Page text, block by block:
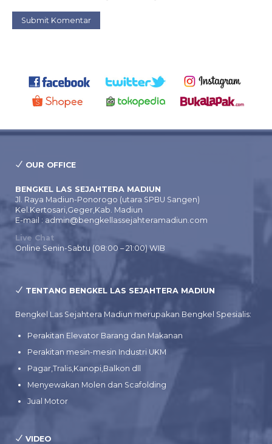
OUR OFFICE
BENGKEL LAS SEJAHTERA MADIUN
Jl. Raya Madiun-Ponorogo (utara SPBU Sangen)
Kel.Kertosari,Geger,Kab. Madiun
E-mail : admin@bengkellassejahteramadiun.com
Live Chat
Online Senin-Sabtu (08:00 – 21:00) WIB
TENTANG BENGKEL LAS SEJAHTERA MADIUN
Bengkel Las Sejahtera Madiun merupakan Bengkel Spesialis:
Perakitan Elevator Barang dan Makanan
Perakitan mesin-mesin Industri UKM
Pagar,Tralis,Kanopi,Balkon dll
Menyewakan Molen dan Scafolding
Jual Motor
VIDEO